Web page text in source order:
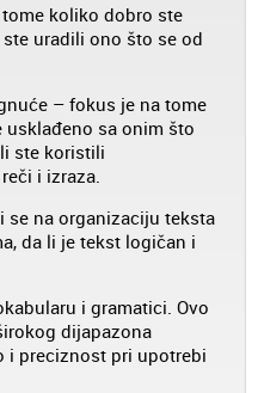
koliko dobro ste
uradili ono što se od
– fokus je na tome
usklađeno sa onim što
ste koristili
i izraza.
se na organizaciju teksta
da li je tekst logičan i
i gramatici. Ovo
dijapazona
i preciznost pri upotrebi